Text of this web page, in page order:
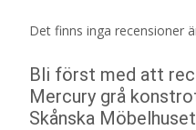
Det finns inga recensioner
Bli först med att
Mercury grå
Skånska